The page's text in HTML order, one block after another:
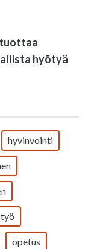
hyötyä
hyvinvointi
opetus